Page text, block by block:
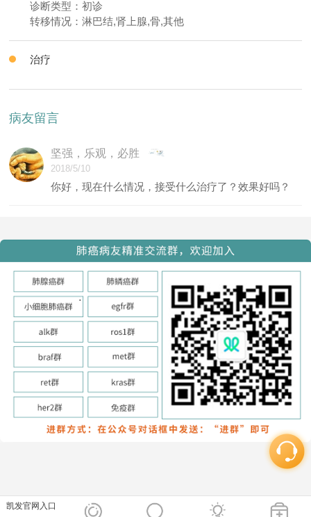
诊断类型：初诊
转移情况：淋巴结,肾上腺,骨,其他
治疗
病友留言
坚强，乐观，必胜
2018/5/10
你好，现在什么情况，接受什么治疗了？效果好吗？
凯发官网入口